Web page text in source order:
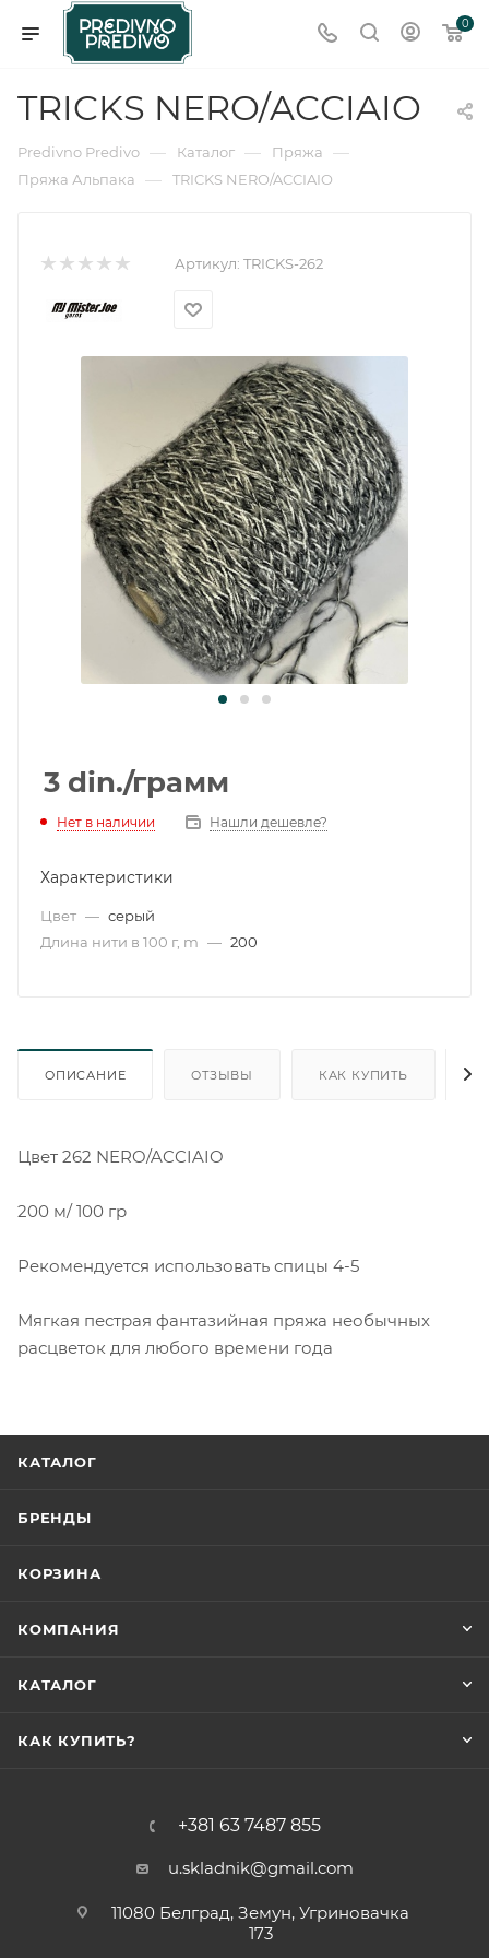
0
TRICKS NERO/ACCIAIO
Predivno Predivo — Каталог — Пряжа —
Пряжа Альпака — TRICKS NERO/ACCIAIO
Артикул: TRICKS-262
3 din./грамм
Нет в наличии Нашли дешевле?
Характеристики
Цвет — серый
Длина нити в 100 г, m — 200
ОПИСАНИЕ ОТЗЫВЫ КАК КУПИТЬ
Цвет 262 NERO/ACCIAIO
200 м/ 100 гр
Рекомендуется использовать спицы 4-5
Мягкая пестрая фантазийная пряжа необычных
расцветок для любого времени года
КАТАЛОГ
БРЕНДЫ
КОРЗИНА
КОМПАНИЯ
КАТАЛОГ
КАК КУПИТЬ?
+381 63 7487 855
u.skladnik@gmail.com
11080 Белград, Земун, Угриновачка
173